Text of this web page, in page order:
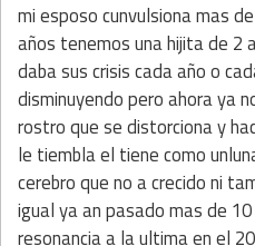
mi esposo cunvulsiona mas
años tenemos una hijita de 2
daba sus crisis cada año o
disminuyendo pero ahora ya
rostro que se distorciona y
le tiembla el tiene como
cerebro que no a crecido ni
igual ya an pasado mas de
resonancia a la ultima en el